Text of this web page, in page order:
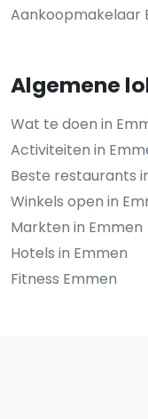
Aankoopmakelaar
Algemene
Wat te doen in
Activiteiten in
Beste restaurants
Winkels open in
Markten in Emmen
Hotels in Emmen
Fitness Emmen